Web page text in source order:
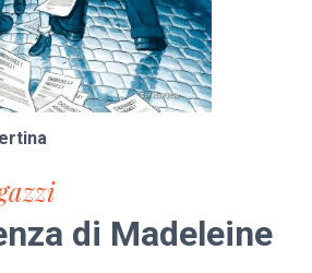
di Madeleine